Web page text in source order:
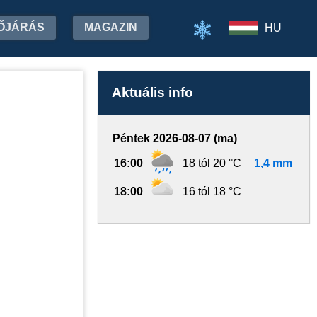
MAGAZIN HU
Aktuális info
Péntek 2026-08-07 (ma)
16:00 18 tól 20 °C 1,4 mm
18:00 16 tól 18 °C